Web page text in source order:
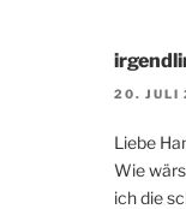
20. JULI
Liebe
Wie
ich die